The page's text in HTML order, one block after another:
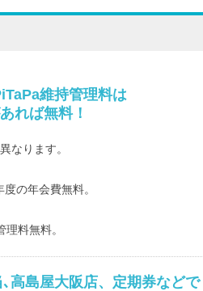
維持管理料は
れば無料！
なります。
の年会費無料。
料無料。
高島屋大阪店、定期券などで